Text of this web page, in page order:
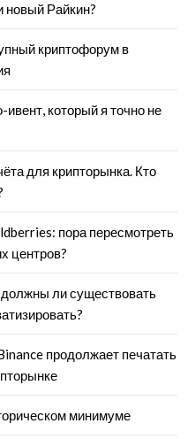
новый Райкин?
криптофорум в
который я точно не
для крипторынка. Кто
пора пересмотреть
центров?
должны ли существовать
продолжает печатать
минимуме